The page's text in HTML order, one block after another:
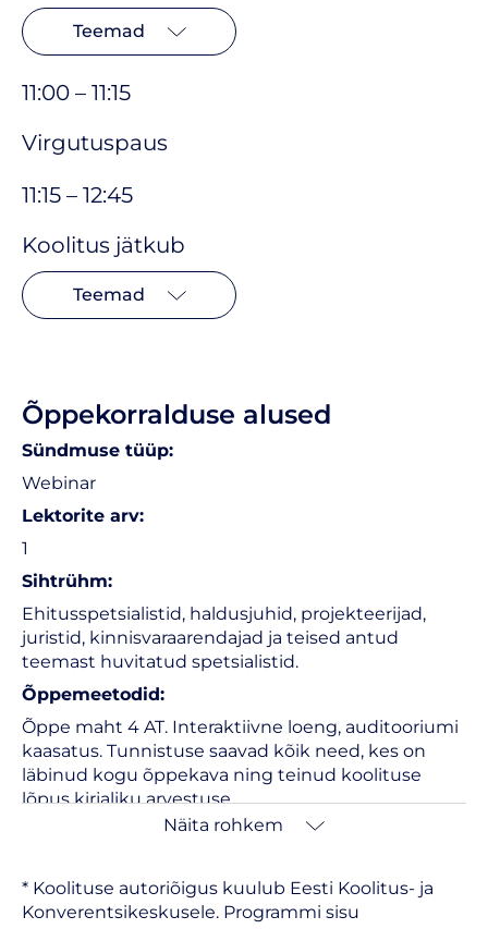
Teemad
11:00 – 11:15
Virgutuspaus
11:15 – 12:45
Koolitus jätkub
Teemad
Õppekorralduse alused
Sündmuse tüüp:
Webinar
Lektorite arv:
1
Sihtrühm:
Ehitusspetsialistid, haldusjuhid, projekteerijad,
juristid, kinnisvaraarendajad ja teised antud
teemast huvitatud spetsialistid.
Õppemeetodid:
Õppe maht 4 AT. Interaktiivne loeng, auditooriumi
kaasatus. Tunnistuse saavad kõik need, kes on
läbinud kogu õppekava ning teinud koolituse
lõpus kirjaliku arvestuse.
Palun tutvuda kakvaliteedi tagamise alustega
Näita rohkem
* Koolituse autoriõigus kuulub Eesti Koolitus- ja
Konverentsikeskusele. Programmi sisu